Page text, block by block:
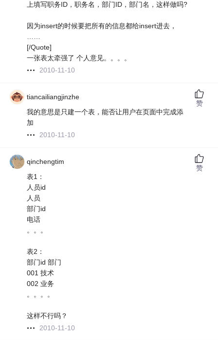
上填写职务ID，职务名，部门ID，部门名，这样做吗?
因为insert的时候要把所有的信息都给insert进去，
……
[/Quote]
一张表太牵强了 个人意见。。。。
2010-11-10
tiancailiangjinzhe
我的意思是只建一个表，能否让用户在页面中完成添
加
2010-11-10
赞
qinchengtim
表1：
人员id
人员
部门id
电话
。。。
表2：
部门id 部门
001 技术
002 业务
。。。。
这样不行吗？
2010-11-10
赞